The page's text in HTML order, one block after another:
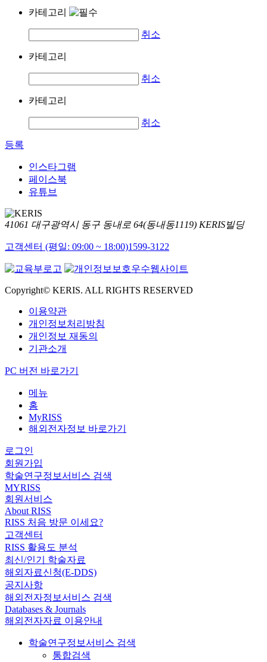
카테고리
취소
카테고리
취소
카테고리
취소
등록
인스타그램
페이스북
유튜브
41061 대구광역시 동구 동내로 64(동내동1119) KERIS빌딩
고객센터 (평일: 09:00 ~ 18:00)1599-3122
Copyright© KERIS. ALL RIGHTS RESERVED
이용약관
개인정보처리방침
개인정보 재동의
기관소개
PC 버전 바로가기
메뉴
홈
MyRISS
해외전자정보 바로가기
로그인
회원가입
학술연구정보서비스 검색
MYRISS
회원서비스
About RISS
RISS 처음 방문 이세요?
고객센터
RISS 활용도 분석
최신/인기 학술자료
해외자료신청(E-DDS)
공지사항
해외전자정보서비스 검색
Databases & Journals
해외전자자료 이용안내
학술연구정보서비스 검색
통합검색